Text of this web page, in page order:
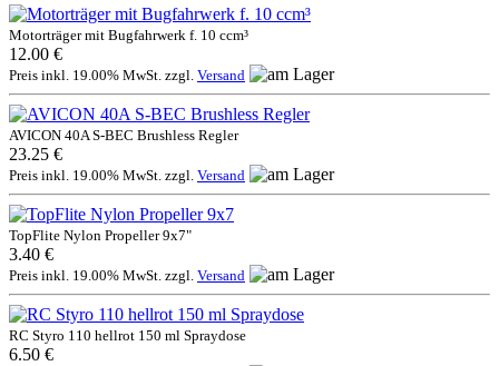
Motorträger mit Bugfahrwerk f. 10 ccm³
12.00 €
Preis inkl. 19.00% MwSt. zzgl. Versand
AVICON 40A S-BEC Brushless Regler
23.25 €
Preis inkl. 19.00% MwSt. zzgl. Versand
TopFlite Nylon Propeller 9x7"
3.40 €
Preis inkl. 19.00% MwSt. zzgl. Versand
RC Styro 110 hellrot 150 ml Spraydose
6.50 €